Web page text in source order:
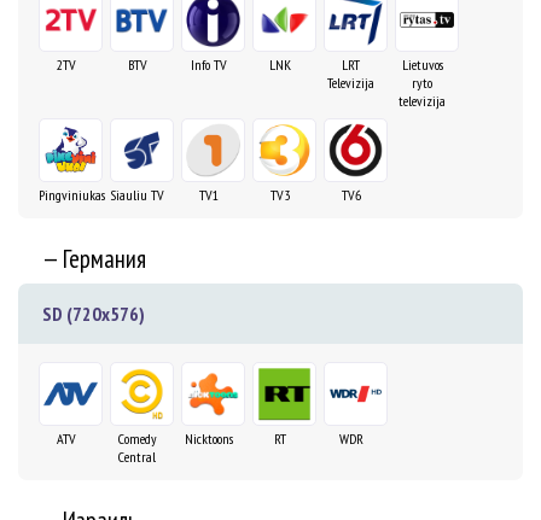
2TV BTV Info TV LNK
LRT
Televizija
Lietuvos
ryto
televizija
Pingviniukas Siauliu TV TV1 TV3 TV6
— Германия
SD (720x576)
ATV
Comedy
Central
Nicktoons RT WDR